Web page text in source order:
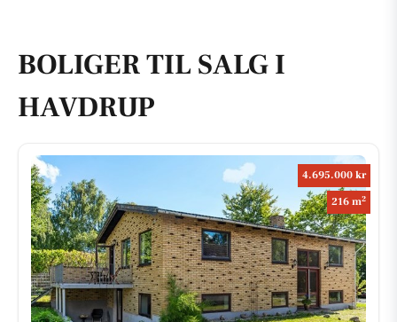
BOLIGER TIL SALG I
HAVDRUP
4.695.000 kr
216 m2